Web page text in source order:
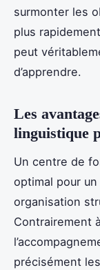
surmonter les
plus
peut
d’apprendre.
Les
linguistique
Un centre de
optimal pour
organisation
Contrairement
précisément